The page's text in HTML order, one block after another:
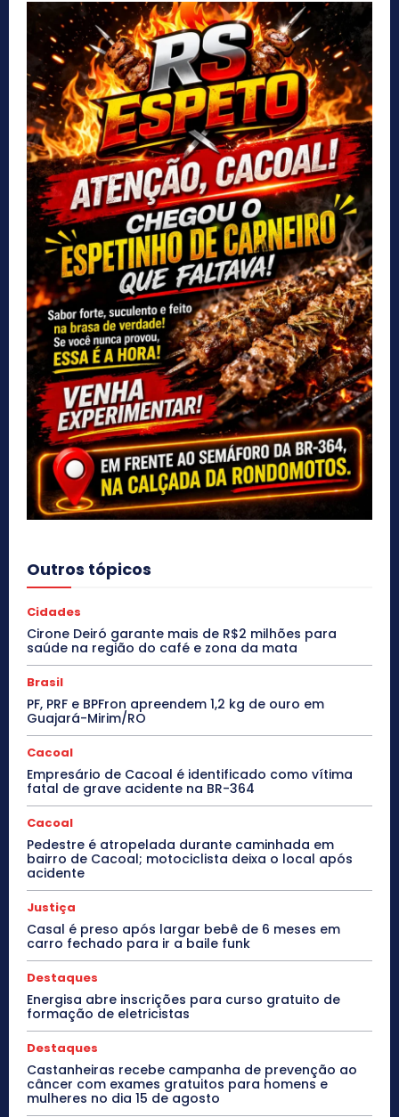
Outros tópicos
Cidades
Cirone Deiró garante mais de R$2 milhões para
saúde na região do café e zona da mata
Brasil
PF, PRF e BPFron apreendem 1,2 kg de ouro em
Guajará-Mirim/RO
Cacoal
Empresário de Cacoal é identificado como vítima
fatal de grave acidente na BR-364
Cacoal
Pedestre é atropelada durante caminhada em
bairro de Cacoal; motociclista deixa o local após
acidente
Justiça
Casal é preso após largar bebê de 6 meses em
carro fechado para ir a baile funk
Destaques
Energisa abre inscrições para curso gratuito de
formação de eletricistas
Destaques
Castanheiras recebe campanha de prevenção ao
câncer com exames gratuitos para homens e
mulheres no dia 15 de agosto